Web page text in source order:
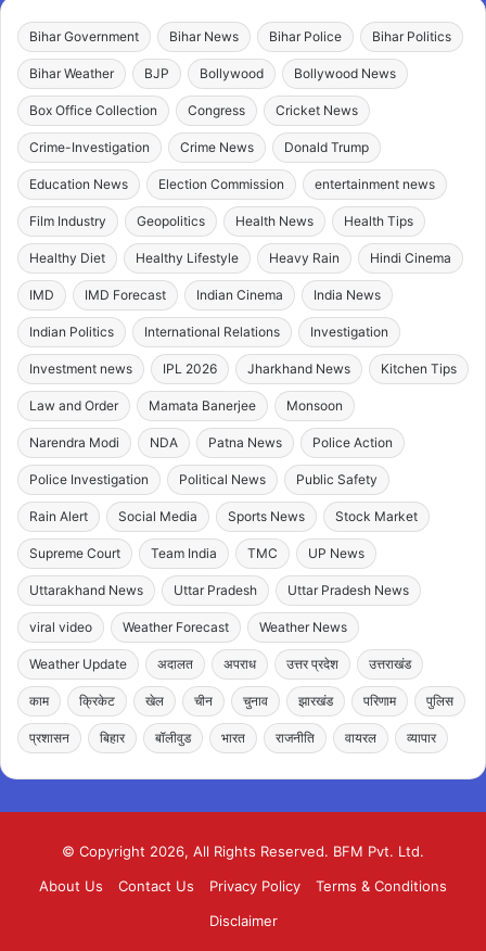
Bihar Government Bihar News Bihar Police Bihar Politics
Bihar Weather BJP Bollywood Bollywood News
Box Office Collection Congress Cricket News
Crime-Investigation Crime News Donald Trump
Education News Election Commission entertainment news
Film Industry Geopolitics Health News Health Tips
Healthy Diet Healthy Lifestyle Heavy Rain Hindi Cinema
IMD IMD Forecast Indian Cinema India News
Indian Politics International Relations Investigation
Investment news IPL 2026 Jharkhand News Kitchen Tips
Law and Order Mamata Banerjee Monsoon
Narendra Modi NDA Patna News Police Action
Police Investigation Political News Public Safety
Rain Alert Social Media Sports News Stock Market
Supreme Court Team India TMC UP News
Uttarakhand News Uttar Pradesh Uttar Pradesh News
viral video Weather Forecast Weather News
Weather Update अदालत अपराध उत्तर प्रदेश उत्तराखंड
काम क्रिकेट खेल चीन चुनाव झारखंड परिणाम पुलिस
प्रशासन बिहार बॉलीवुड भारत राजनीति वायरल व्यापार
© Copyright 2026, All Rights Reserved. BFM Pvt. Ltd.
About Us
Contact Us Privacy Policy
Terms & Conditions
Disclaimer